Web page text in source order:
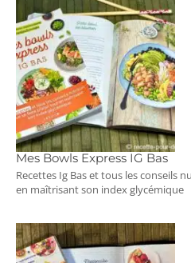
Mes Bowls Express IG Bas
Recettes Ig Bas et tous les conseils
en maîtrisant son index glycémique